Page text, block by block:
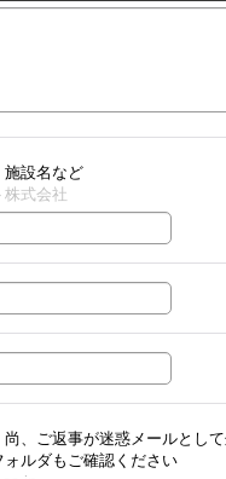
施設名など
株式会社
、ご返事が迷惑メールとし
ルダもご確認ください